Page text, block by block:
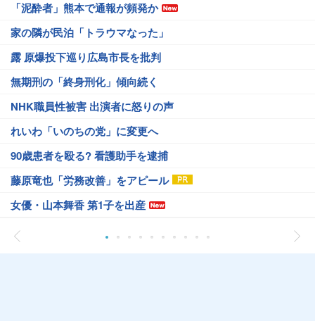
「泥酔者」熊本で通報が頻発か
家の隣が民泊「トラウマなった」
露 原爆投下巡り広島市長を批判
無期刑の「終身刑化」傾向続く
NHK職員性被害 出演者に怒りの声
れいわ「いのちの党」に変更へ
90歳患者を殴る? 看護助手を逮捕
藤原竜也「労務改善」をアピール
女優・山本舞香 第1子を出産